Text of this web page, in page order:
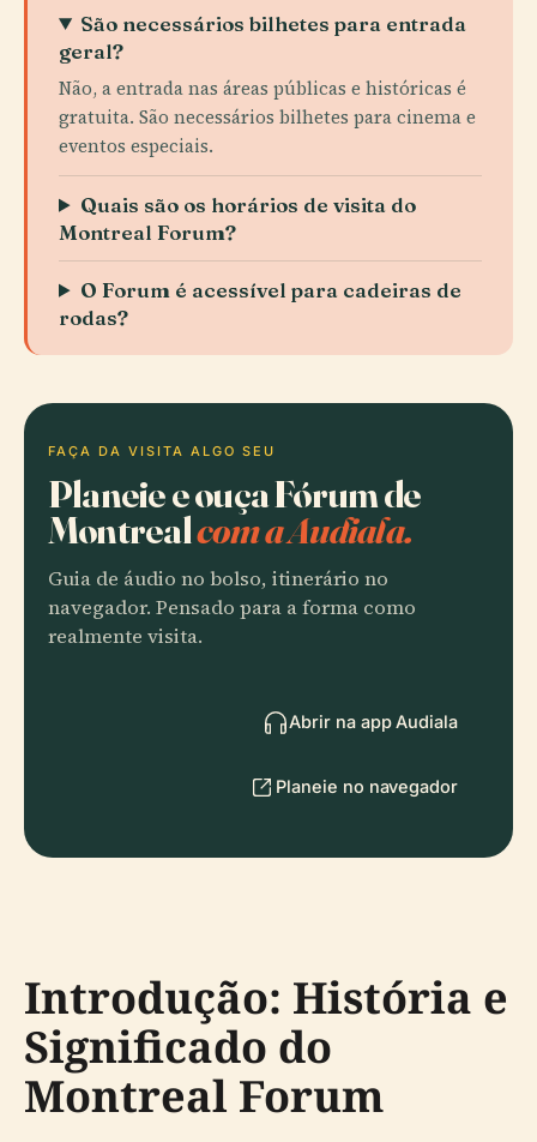
São necessários bilhetes para entrada
geral?
Não, a entrada nas áreas públicas e históricas é
gratuita. São necessários bilhetes para cinema e
eventos especiais.
Quais são os horários de visita do
Montreal Forum?
O Forum é acessível para cadeiras de
rodas?
FAÇA DA VISITA ALGO SEU
Planeie e ouça Fórum de
Montrealcom a Audiala.
Guia de áudio no bolso, itinerário no
navegador. Pensado para a forma como
realmente visita.
Abrir na app Audiala
Planeie no navegador
Introdução: História e
Significado do
Montreal Forum